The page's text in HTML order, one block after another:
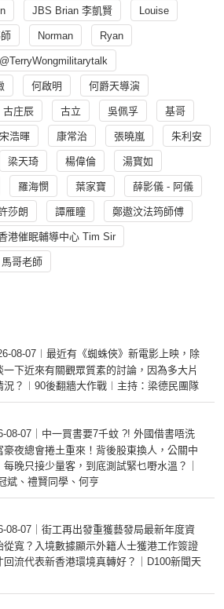
In JBS Brian 李凱賢 Louise
Norman Ryan
何啟明 何爵天導演
古庄辰 古立 吳佩孚 基哥
宋浩暉 康常治 張曉嵐 朱利安
梁天琦 楊偉倫 湯寳如
羅海憫 葉家寶 薛影儀 - 阿儀
莎朗 譚雁瞳 鄭遨汶法筠師傅
港催眠輔導中心 Tim Sir
馬哥老師
08-07︱最近有《蜘蛛俠》新電影上映，除
下近來有關觀眾質素的討論，因為多大片
？︱90後翻牆大作戰︱主持：梁德民團隊
08-07｜中一買書要7千蚊 ?! 外國借書唔洗
夜總會捲土重來！背後股東換人，公關中
晚只接少量客，到底測試緊乜嘢水溫？｜
斌、禮賢同學、何亨
08-07｜街工再出發重獲藝發局最新年度資
寬？入境數據顯示外籍人士獲港工作簽證
流代表新香港環境真轉好？｜D100新聞天